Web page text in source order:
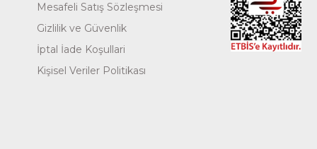
Mesafeli Satış Sözleşmesi
Gizlilik ve Güvenlik
İptal İade Koşullari
Kişisel Veriler Politikası